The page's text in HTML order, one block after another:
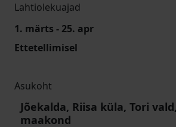
Lahtiolekuajad
1. märts - 25. apr
Ettetellimisel
Asukoht
Jõekalda, Riisa küla, Tori
maakond